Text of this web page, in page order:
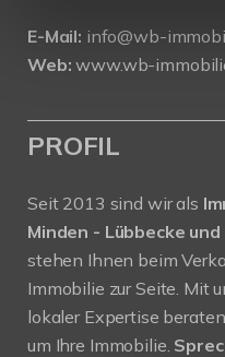
E-Mail: info@wb-
Web: www.wb-
PROFIL
Seit 2013 sind wir als
Minden - Lübbecke
stehen Ihnen beim
Immobilie zur Seite. Mit
lokaler Expertise
um Ihre Immobilie.